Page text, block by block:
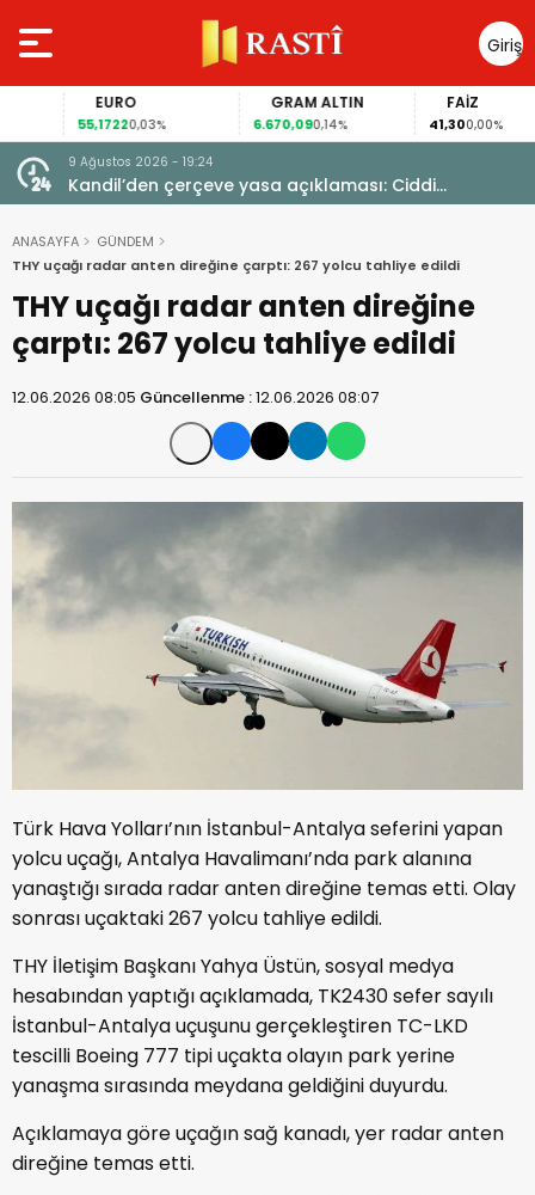
Giriş
Yap
EURO
55,17220,03%
GRAM ALTIN
6.670,090,14%
FAİZ
41,300,00%
9 Ağustos 2026 - 19:24
Kandil’den çerçeve yasa açıklaması: Ciddi
yetersizlikler var
ANASAYFA
GÜNDEM
THY uçağı radar anten direğine çarptı: 267 yolcu tahliye edildi
THY uçağı radar anten direğine
çarptı: 267 yolcu tahliye edildi
12.06.2026 08:05 Güncellenme :12.06.2026 08:07
Türk Hava Yolları’nın İstanbul-Antalya seferini yapan
yolcu uçağı, Antalya Havalimanı’nda park alanına
yanaştığı sırada radar anten direğine temas etti. Olay
sonrası uçaktaki 267 yolcu tahliye edildi.
THY İletişim Başkanı Yahya Üstün, sosyal medya
hesabından yaptığı açıklamada, TK2430 sefer sayılı
İstanbul-Antalya uçuşunu gerçekleştiren TC-LKD
tescilli Boeing 777 tipi uçakta olayın park yerine
yanaşma sırasında meydana geldiğini duyurdu.
Açıklamaya göre uçağın sağ kanadı, yer radar anten
direğine temas etti.